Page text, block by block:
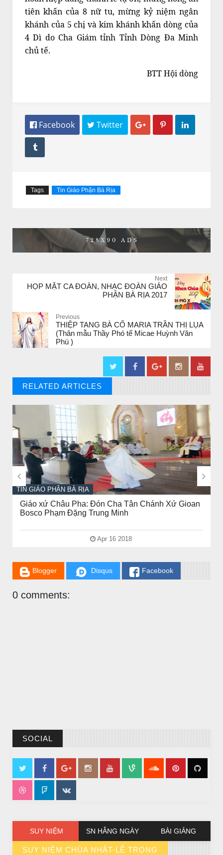
tiên khấn của 8 nữ tu, mừng kỷ niệm ngân
khánh của 5 chị và kim khánh khấn dòng của
4 Dì do Cha Giám tỉnh Tỉnh Dòng Đa Minh
chủ tế.
BTT Hội dòng
 Facebook  Twitter   

Tags Tin Giáo Phận Bà Rịa
Next
HỌP MẶT CA ĐOÀN, NHẠC ĐOÀN GIÁO
PHẬN BÀ RỊA 2017
Previous
THIỆP TANG BÀ CỐ MARIA TRẦN THỊ LỤA
(Thân mẫu Thầy Phó tế Micae Huỳnh Văn
Phú )
RELATED ARTICLES
// THAT'S WHAT YOU MIGHT BE LOOKING FOR
TIN GIÁO PHẬN BÀ RỊA
Giáo xứ Châu Pha: Đón Cha Tân Chánh Xứ Gioan
Bosco Phạm Đặng Trung Minh
Apr 16 2018
 
Blogger Disqus Facebook
0 comments:
SOCIAL
SUY NIỆM SN HẰNG NGÀY BÀI GIẢNG
SUY NIỆM CHÚA NHẬT-LỄ TRỌNG
CHUYỆN Ý NGHĨA
CHUYỆN Ý NGHĨA
CÔ BÉ BÁN DIÊM
CHUYỆN Ý NGHĨA
CHUYỆN Ý NGHĨA